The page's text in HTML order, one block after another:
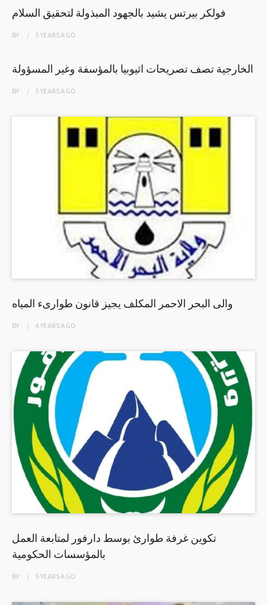
فولكر بيرتس يشيد بالجهود المبذولة لتحقيق السلام
BY 5 YEARSAGO
الخارجية تصف تصريحات اثيوبيا بالمؤسفة وغير المسؤولة
BY 5 YEARSAGO
والى البحر الاحمر المكلف يجيز قانون طوارىء المياه
BY 4 YEARSAGO
تكوين غرفة طوارئ بوسط دارفور لمتابعة العمل
بالمؤسسات الحكومية
BY 5 YEARSAGO